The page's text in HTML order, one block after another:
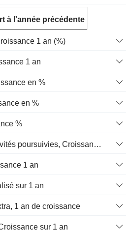
à l'année précédente
1 an (%)
1 an
en %
en %
%
Bénéfices des activités poursuivies, Croissance 1 an
1 an
sur 1 an
1 an de croissance
sur 1 an